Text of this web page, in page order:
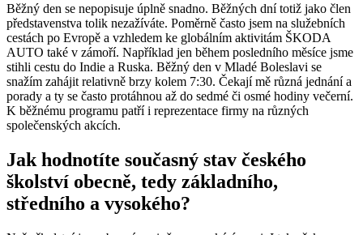
Běžný den se nepopisuje úplně snadno. Běžných dní totiž jako člen
představenstva tolik nezažíváte. Poměrně často jsem na služebních
cestách po Evropě a vzhledem ke globálním aktivitám ŠKODA
AUTO také v zámoří. Například jen během posledního měsíce jsme
stihli cestu do Indie a Ruska. Běžný den v Mladé Boleslavi se
snažím zahájit relativně brzy kolem 7:30. Čekají mě různá jednání a
porady a ty se často protáhnou až do sedmé či osmé hodiny večerní.
K běžnému programu patří i reprezentace firmy na různých
společenských akcích.
Jak hodnotíte současný stav českého
školství obecně, tedy základního,
středního a vysokého?